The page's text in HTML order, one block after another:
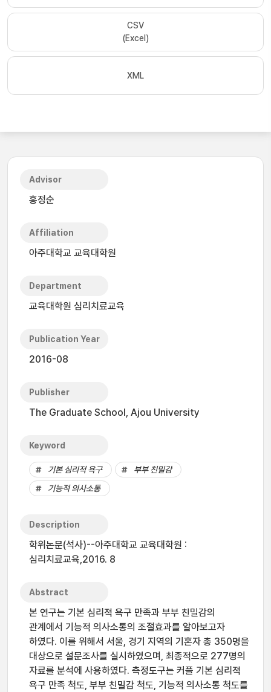
CSV
(Excel)
XML
Advisor
홍정순
Affiliation
아주대학교 교육대학원
Department
교육대학원 심리치료교육
Publication Year
2016-08
Publisher
The Graduate School, Ajou University
Keyword
기본 심리적 욕구
부부 친밀감
기능적 의사소통
Description
학위논문(석사)--아주대학교 교육대학원 :
심리치료교육,2016. 8
Abstract
본 연구는 기본 심리적 욕구 만족과 부부 친밀감의
관계에서 기능적 의사소통의 조절효과를 알아보고자
하였다. 이를 위해서 서울, 경기 지역의 기혼자 총 350명을
대상으로 설문조사를 실시하였으며, 최종적으로 277명의
자료를 분석에 사용하였다. 측정도구는 커플 기본 심리적
욕구 만족 척도, 부부 친밀감 척도, 기능적 의사소통 척도를